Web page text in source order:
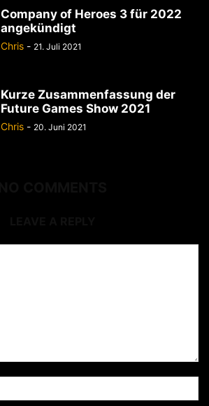
Company of Heroes 3 für 2022
angekündigt
Chris - 21. Juli 2021
Kurze Zusammenfassung der
Future Games Show 2021
Chris - 20. Juni 2021